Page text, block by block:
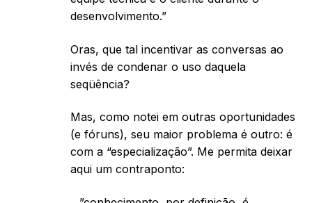
desenvolvimento.”
Oras, que tal incentivar as conversas ao
invés de condenar o uso daquela
seqüência?
Mas, como notei em outras oportunidades
(e fóruns), seu maior problema é outro: é
com a “especialização”. Me permita deixar
aqui um contraponto: